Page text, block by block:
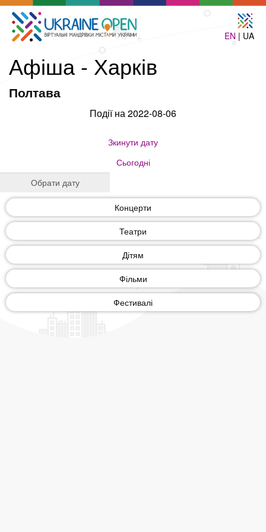
EN | UA
Афіша - Харків
Полтава
Події на 2022-08-06
Зкинути дату
Сьогодні
Концерти
Театри
Дітям
Фільми
Фестивалі